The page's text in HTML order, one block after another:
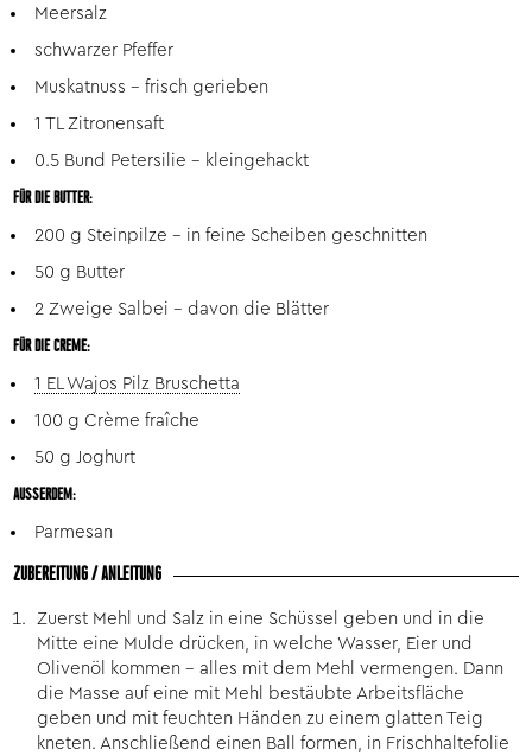
Meersalz
schwarzer Pfeffer
Muskatnuss – frisch gerieben
1 TL Zitronensaft
0.5 Bund Petersilie – kleingehackt
FÜR DIE BUTTER:
200 g Steinpilze – in feine Scheiben geschnitten
50 g Butter
2 Zweige Salbei – davon die Blätter
FÜR DIE CREME:
1 EL Wajos Pilz Bruschetta
100 g Crème fraîche
50 g Joghurt
AUSSERDEM:
Parmesan
ZUBEREITUNG / ANLEITUNG
Zuerst Mehl und Salz in eine Schüssel geben und in die
Mitte eine Mulde drücken, in welche Wasser, Eier und
Olivenöl kommen – alles mit dem Mehl vermengen. Dann
die Masse auf eine mit Mehl bestäubte Arbeitsfläche
geben und mit feuchten Händen zu einem glatten Teig
kneten. Anschließend einen Ball formen, in Frischhaltefolie